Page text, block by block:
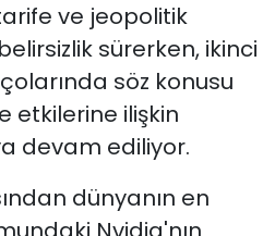
ve jeopolitik
sürerken, ikinci
söz konusu
etkilerine ilişkin
devam ediliyor.
dünyanın en